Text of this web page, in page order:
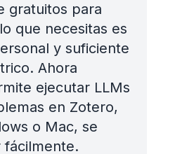
gratuitos para
que necesitas es
y suficiente
Ahora
ejecutar LLMs
en Zotero,
o Mac, se
fácilmente.